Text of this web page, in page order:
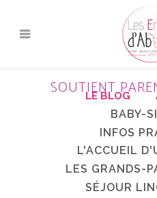
SOUTIENT
BABY-
INFOS
L'ACCUEIL
LES GRANDS-
SÉJOUR